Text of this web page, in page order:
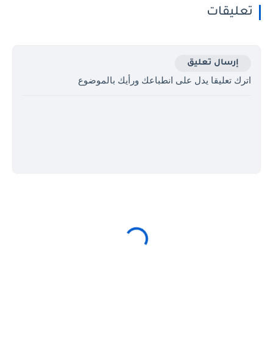
تعليقات
إرسال تعليق
اترك تعليقا يدل على انطباعك ورأيك بالموضوع